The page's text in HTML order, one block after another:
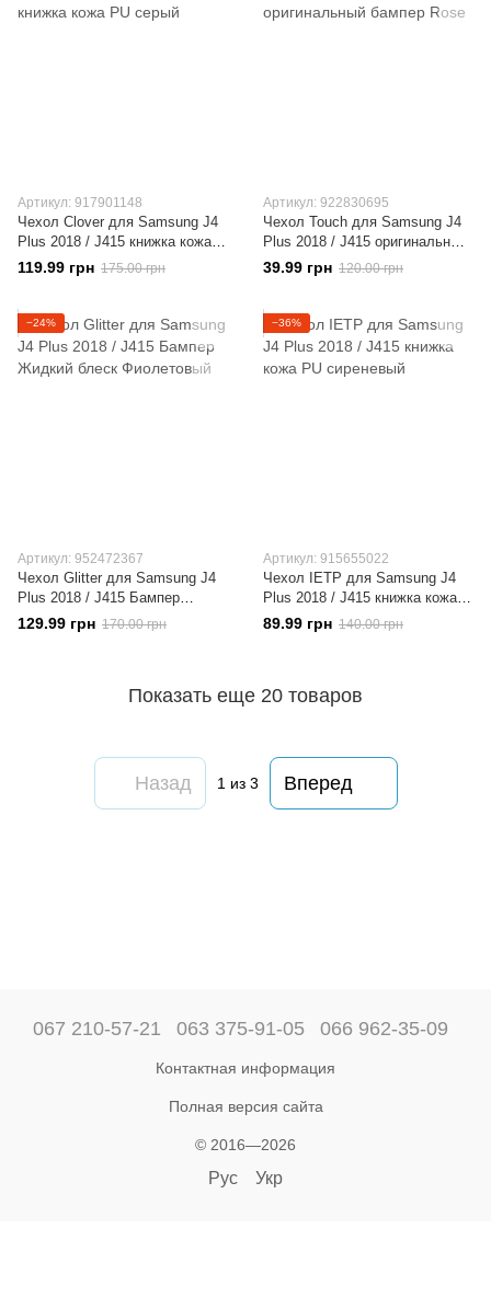
Артикул: 917901148
Чехол Clover для Samsung J4
Plus 2018 / J415 книжка кожа
PU серый
119.99 грн 175.00 грн
Артикул: 922830695
Чехол Touch для Samsung J4
Plus 2018 / J415 оригинальный
бампер Rose
39.99 грн 120.00 грн
−24%
Артикул: 952472367
Чехол Glitter для Samsung J4
Plus 2018 / J415 Бампер
Жидкий блеск Фиолетовый
129.99 грн 170.00 грн
−36%
Артикул: 915655022
Чехол IETP для Samsung J4
Plus 2018 / J415 книжка кожа
PU сиреневый
89.99 грн 140.00 грн
Показать еще 20 товаров
Назад 1 из 3 Вперед
067 210-57-21 063 375-91-05 066 962-35-09
Контактная информация
Полная версия сайта
© 2016—2026
Рус Укр